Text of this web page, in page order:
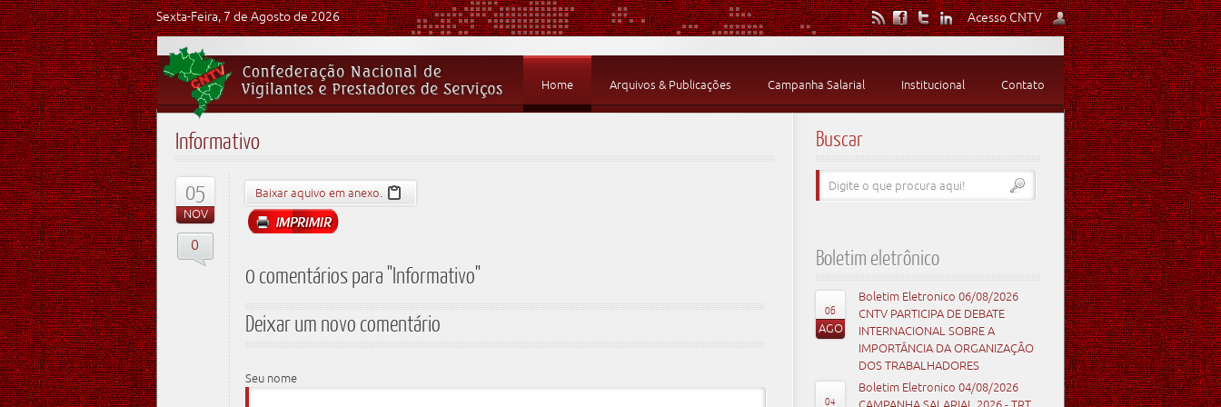
Sexta-Feira, 7 de Agosto de 2026 Acesso CNTV
Home Arquivos & Publicações Campanha Salarial Institucional Contato
Informativo
05
NOV
0
Baixar aquivo em anexo.
0 comentários para "Informativo"
Deixar um novo comentário
Seu nome
Buscar
Boletim eletrônico
06
AGO
Boletim Eletronico 06/08/2026
CNTV PARTICIPA DE DEBATE
INTERNACIONAL SOBRE A
IMPORTÂNCIA DA ORGANIZAÇÃO
DOS TRABALHADORES
04
Boletim Eletronico 04/08/2026